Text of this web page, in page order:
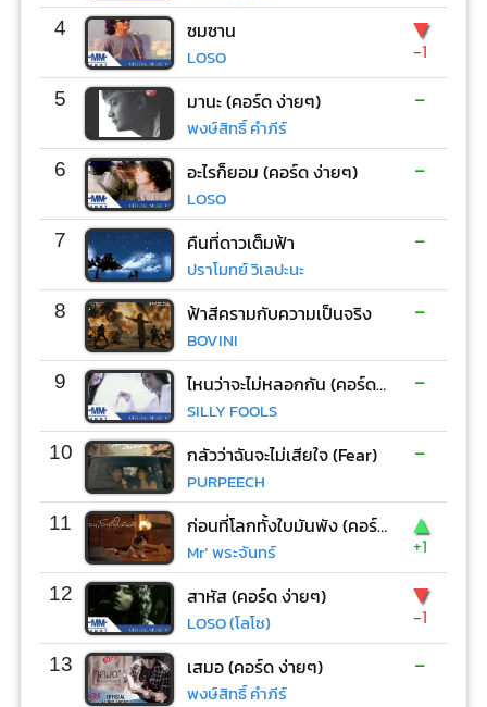
4 ซมซาน
LOSO
▼
-1
5 มานะ (คอร์ด ง่ายๆ)
พงษ์สิทธิ์ คำภีร์
-
6 อะไรก็ยอม (คอร์ด ง่ายๆ)
LOSO
-
7 คืนที่ดาวเต็มฟ้า
ปราโมทย์ วิเลปะนะ
-
8 ฟ้าสีครามกับความเป็นจริง
BOVINI
-
9 ไหนว่าจะไม่หลอกกัน (คอร์ด ง่ายๆ)
SILLY FOOLS
-
10 กลัวว่าฉันจะไม่เสียใจ (Fear)
PURPEECH
-
11 ก่อนที่โลกทั้งใบมันพัง (คอร์ด ง่ายๆ)
Mr’ พระจันทร์
▲
+1
12 สาหัส (คอร์ด ง่ายๆ)
LOSO (โลโซ)
▼
-1
13 เสมอ (คอร์ด ง่ายๆ)
พงษ์สิทธิ์ คำภีร์
-